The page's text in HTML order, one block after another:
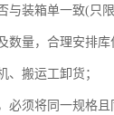
装箱单一致(只限
量，合理安排库
、搬运工卸货；
必须将同一规格